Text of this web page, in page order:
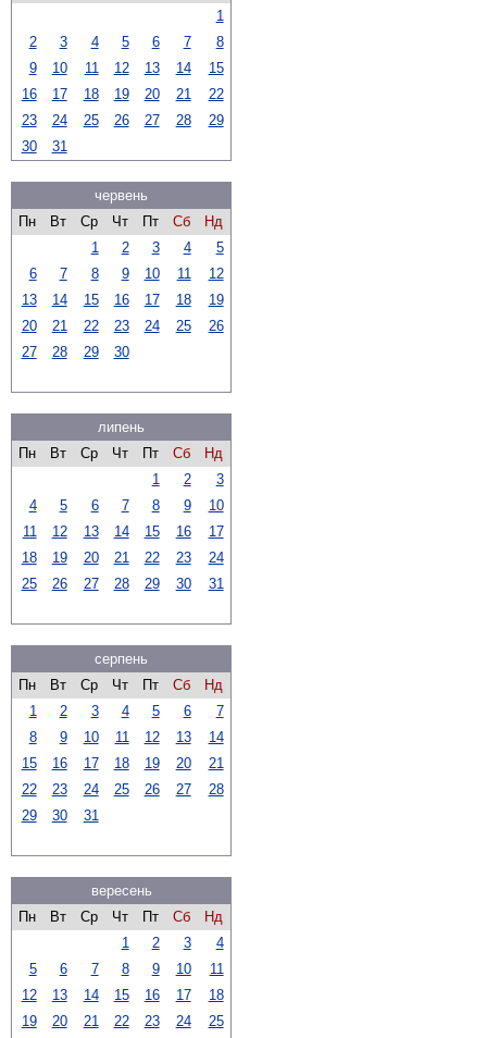
1
2
3 4 5 6 7
8
9
10 11 12 13 14
15
16
17 18 19 20 21
22
23
24 25 26 27 28
29
30
31
червень
Пн
Вт Ср Чт Пт Сб
Нд
1
2 3 4
5
6
7 8 9 10 11
12
13
14 15 16 17 18
19
20
21 22 23 24 25
26
27
28 29 30
липень
Пн
Вт Ср Чт Пт Сб
Нд
1
2
3
4
5 6 7 8 9
10
11
12 13 14 15 16
17
18
19 20 21 22 23
24
25
26 27 28 29 30 31
серпень
Пн
Вт Ср Чт Пт Сб
Нд
1
2 3 4 5 6
7
8
9 10 11 12 13
14
15
16 17 18 19 20
21
22
23 24 25 26 27
28
29
30 31
вересень
Пн
Вт Ср Чт Пт Сб
Нд
1
2 3
4
5
6 7 8 9 10
11
12
13 14 15 16 17
18
19
20 21 22 23 24
25